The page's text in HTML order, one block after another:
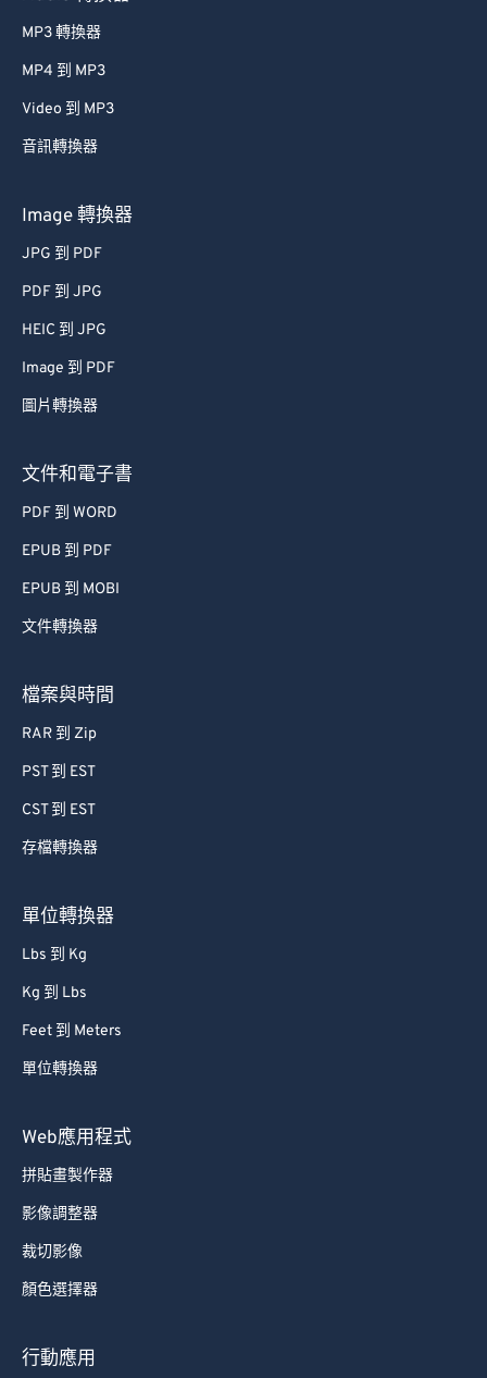
MP3 轉換器
MP4 到 MP3
Video 到 MP3
音訊轉換器
Image 轉換器
JPG 到 PDF
PDF 到 JPG
HEIC 到 JPG
Image 到 PDF
圖片轉換器
文件和電子書
PDF 到 WORD
EPUB 到 PDF
EPUB 到 MOBI
文件轉換器
檔案與時間
RAR 到 Zip
PST 到 EST
CST 到 EST
存檔轉換器
單位轉換器
Lbs 到 Kg
Kg 到 Lbs
Feet 到 Meters
單位轉換器
Web應用程式
拼貼畫製作器
影像調整器
裁切影像
顏色選擇器
行動應用